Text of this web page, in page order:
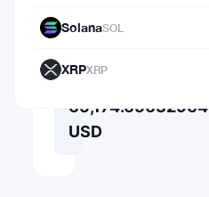
1
65,174.65632964
USD
SolanaSOL
XRPXRP